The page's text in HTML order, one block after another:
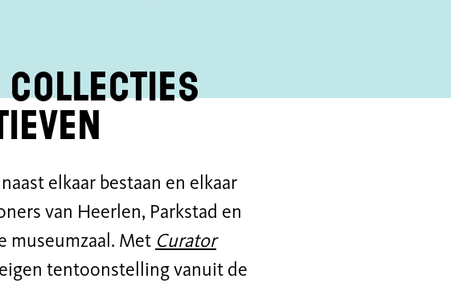
collecties
elkaar bestaan en elkaar
van Heerlen, Parkstad en
museumzaal. Met Curator
tentoonstelling vanuit de